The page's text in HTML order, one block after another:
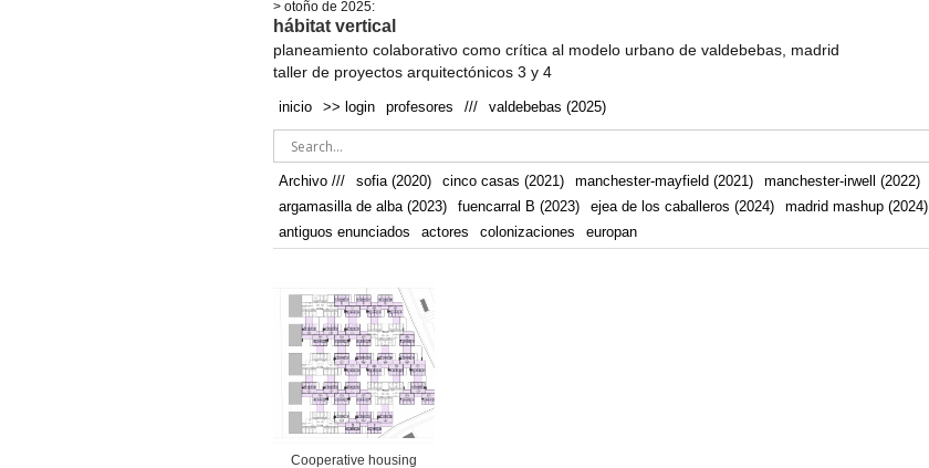
> otoño de 2025:
hábitat vertical
planeamiento colaborativo como crítica al modelo urbano de valdebebas, madrid
taller de proyectos arquitectónicos 3 y 4
inicio >> login profesores /// valdebebas (2025)
Archivo /// sofia (2020) cinco casas (2021) manchester-mayfield (2021) manchester-irwell (2022)
argamasilla de alba (2023)
fuencarral B (2023) ejea de los caballeros (2024) madrid mashup (2024)
antiguos enunciados
actores colonizaciones europan
Cooperative housing